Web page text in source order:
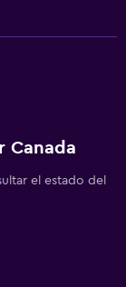
Canada
el estado del